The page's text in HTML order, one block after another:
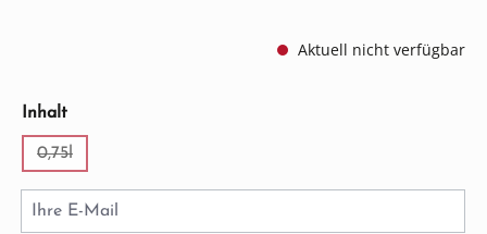
Aktuell nicht verfügbar
Inhaltauswählen
0,75l
Ihre E-Mail